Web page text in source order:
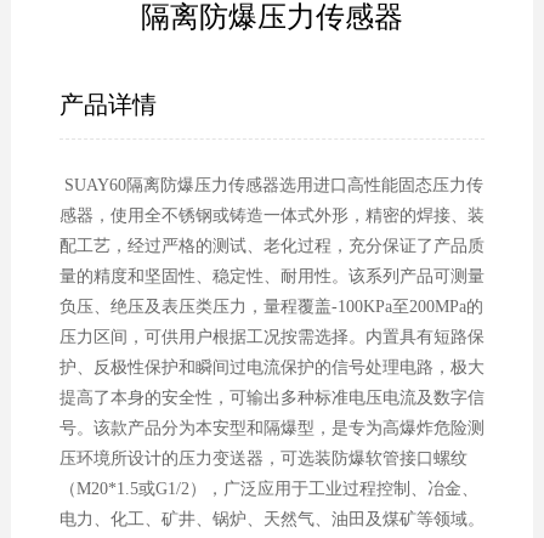
隔离防爆压力传感器
产品详情
SUAY60隔离防爆压力传感器选用进口高性能固态压力传
感器，使用全不锈钢或铸造一体式外形，精密的焊接、装
配工艺，经过严格的测试、老化过程，充分保证了产品质
量的精度和坚固性、稳定性、耐用性。该系列产品可测量
负压、绝压及表压类压力，量程覆盖-100KPa至200MPa的
压力区间，可供用户根据工况按需选择。内置具有短路保
护、反极性保护和瞬间过电流保护的信号处理电路，极大
提高了本身的安全性，可输出多种标准电压电流及数字信
号。该款产品分为本安型和隔爆型，是专为高爆炸危险测
压环境所设计的压力变送器，可选装防爆软管接口螺纹
（M20*1.5或G1/2），广泛应用于工业过程控制、冶金、
电力、化工、矿井、锅炉、天然气、油田及煤矿等领域。